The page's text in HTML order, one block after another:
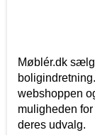
Møblér.dk
webshoppen
muligheden
deres udvalg.